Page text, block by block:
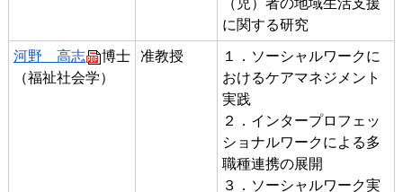
に関する研究
河野 高志
博士
（福祉社会学）
准教授
１．ソーシャルワークに
おけるケアマネジメント
実践
２．インタープロフェッ
ショナルワークによる多
職種連携の展開
３．ソーシャルワーク実